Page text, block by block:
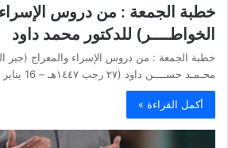
خطبة الجمعة : من دروس الإسراء
الخواطــــر) للدكتور محمد داود
خطبة الجمعة : من دروس الإسراء والمعراج (جبر
محـمـد حســــن داود (٢٧ رجب ١٤٤٧هـ – 16 يناير 2026م)…
أكمل القراءة »